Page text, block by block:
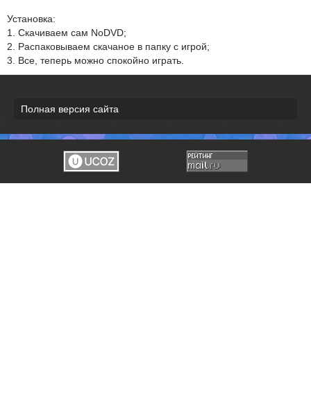
Установка:
1. Скачиваем сам NoDVD;
2. Распаковываем скачаное в папку с игрой;
3. Все, теперь можно спокойно играть.
Полная версия сайта